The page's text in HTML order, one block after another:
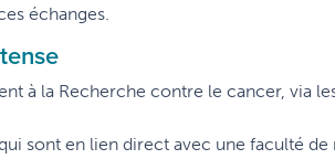
échanges.
à la Recherche contre le cancer, via
sont en lien direct avec une faculté